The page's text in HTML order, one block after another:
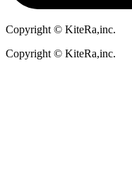
Copyright © KiteRa,inc.
Copyright © KiteRa,inc.